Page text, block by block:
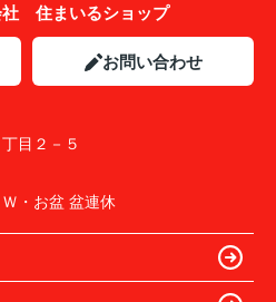
社 住まいるショップ
お問い合わせ
目２－５
・お盆 盆連休